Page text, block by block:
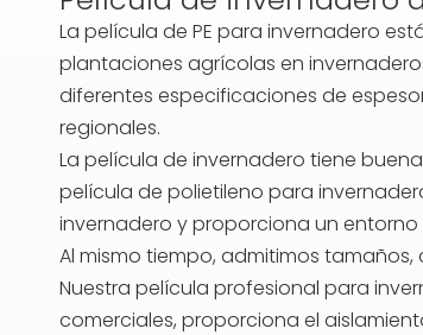
La película de PE para invernadero
plantaciones agrícolas en
diferentes especificaciones de
regionales.
La película de invernadero tiene
película de polietileno para
invernadero y proporciona un entorno
Al mismo tiempo, admitimos
Nuestra película profesional para
comerciales, proporciona el